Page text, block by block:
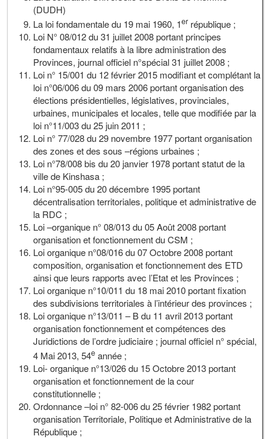
(DUDH)
La loi fondamentale du 19 mai 1960, 1er république ;
Loi N° 08/012 du 31 juillet 2008 portant principes
fondamentaux relatifs à la libre administration des
Provinces, journal officiel n°spécial 31 juillet 2008 ;
Loi n° 15/001 du 12 février 2015 modifiant et complétant la
loi n°06/006 du 09 mars 2006 portant organisation des
élections présidentielles, législatives, provinciales,
urbaines, municipales et locales, telle que modifiée par la
loi n°11/003 du 25 juin 2011 ;
Loi n° 77/028 du 29 novembre 1977 portant organisation
des zones et des sous –régions urbaines ;
Loi n°78/008 bis du 20 janvier 1978 portant statut de la
ville de Kinshasa ;
Loi n°95-005 du 20 décembre 1995 portant
décentralisation territoriales, politique et administrative de
la RDC ;
Loi –organique n° 08/013 du 05 Août 2008 portant
organisation et fonctionnement du CSM ;
Loi organique n°08/016 du 07 Octobre 2008 portant
composition, organisation et fonctionnement des ETD
ainsi que leurs rapports avec l’Etat et les Provinces ;
Loi organique n°10/011 du 18 mai 2010 portant fixation
des subdivisions territoriales à l’intérieur des provinces ;
Loi organique n°13/011 – B du 11 avril 2013 portant
organisation fonctionnement et compétences des
Juridictions de l’ordre judiciaire ; journal officiel n° spécial,
4 Mai 2013, 54e année ;
Loi- organique n°13/026 du 15 Octobre 2013 portant
organisation et fonctionnement de la cour
constitutionnelle ;
Ordonnance –loi n° 82-006 du 25 février 1982 portant
organisation Territoriale, Politique et Administrative de la
République ;